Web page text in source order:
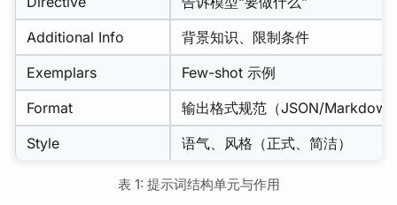
Additional Info
背景知识、限制条件
Exemplars
Few-shot 示例
Format
输出格式规范（JSON/
Style
语气、风格（正式、简洁）
表 1: 提示词结构单元与作用